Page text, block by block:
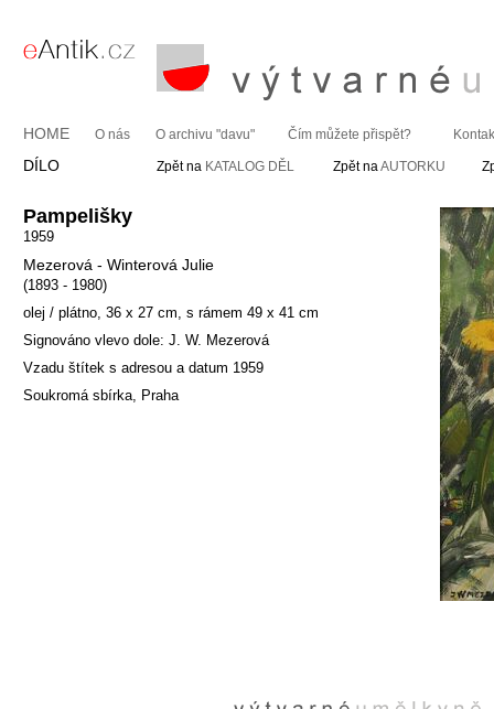
HOME O nás O archivu "davu" Čím můžete přispět?
DÍLO Zpět na KATALOG DĚL Zpět naAUTORKU
Pampelišky
1959
Mezerová - Winterová Julie
(1893 - 1980)
olej / plátno, 36 x 27 cm, s rámem 49 x 41 cm
Signováno vlevo dole: J. W. Mezerová
Vzadu štítek s adresou a datum 1959
Soukromá sbírka, Praha